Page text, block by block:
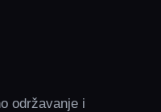
održavanje i